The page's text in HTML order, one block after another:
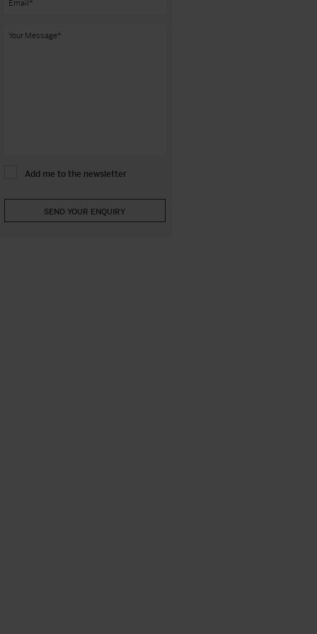
Add me to the newsletter